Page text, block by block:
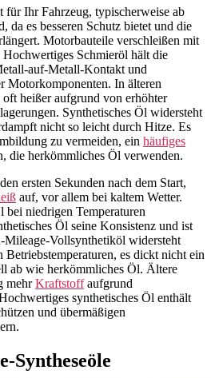
Ihr Fahrzeug, typischerweise ab
da es besseren Schutz bietet und die
Motorbauteile verschleißen mit
Schmieröl hält die
auf-Metall-Kontakt und
Motorkomponenten. In älteren
heißer aufgrund von erhöhter
Synthetisches Öl widersteht
nicht so leicht durch Hitze. Es
zu vermeiden, ein häufiges
die herkömmliches Öl verwenden.
ersten Sekunden nach dem Start,
auf, vor allem bei kaltem Wetter.
niedrigen Temperaturen
Öl seine Konsistenz und ist
Mileage-Vollsynthetiköl widersteht
es dickt nicht ein
ab wie herkömmliches Öl. Ältere
mehrKraftstoffaufgrund
synthetisches Öl enthält
und übermäßigen
Syntheseöle